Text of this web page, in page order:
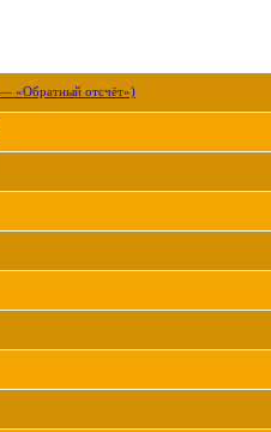
«Обратный отсчёт»)